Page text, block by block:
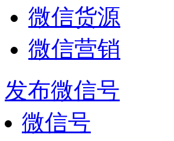
微信货源
微信营销
发布微信号
微信号